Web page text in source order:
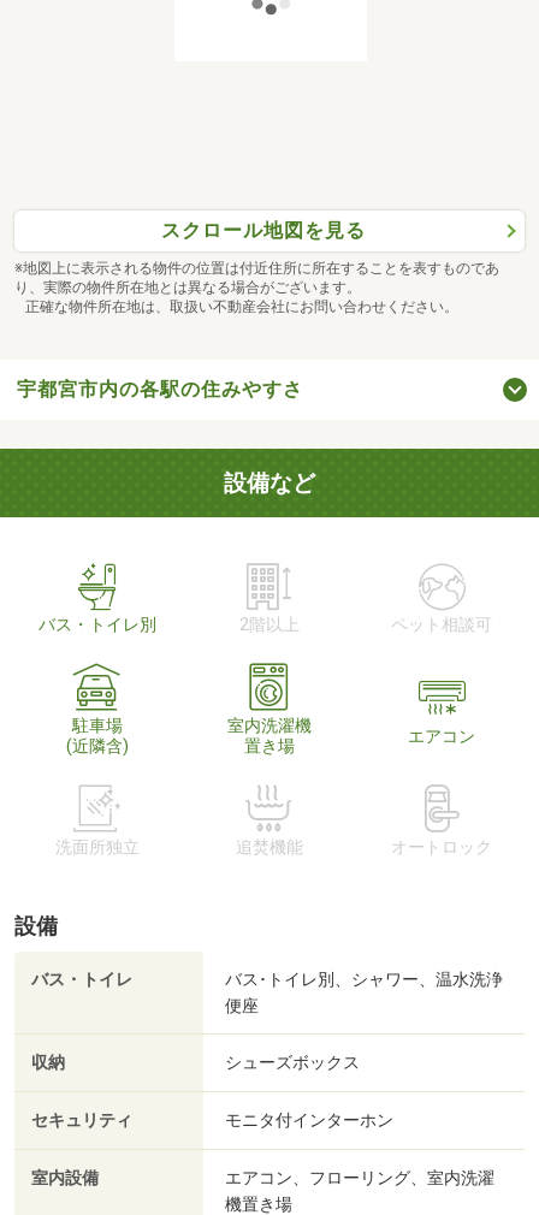
スクロール地図を見る
※地図上に表示される物件の位置は付近住所に所在することを表すものであ
り、実際の物件所在地とは異なる場合がございます。
正確な物件所在地は、取扱い不動産会社にお問い合わせください。
宇都宮市内の各駅の住みやすさ
設備など
バス・トイレ別 2階以上 ペット相談可
駐車場
(近隣含)
室内洗濯機
置き場
エアコン
洗面所独立 追焚機能 オートロック
設備
バス・トイレ
バス･トイレ別、シャワー、温水洗浄
便座
収納 シューズボックス
セキュリティ モニタ付インターホン
室内設備
エアコン、フローリング、室内洗濯
機置き場